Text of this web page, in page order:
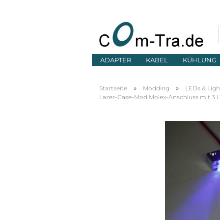
ADAPTER KABEL KÜHLUNG
Startseite » Modding » LEDs &
Lazer-Case-Mod Molex-Anschluss mit 3